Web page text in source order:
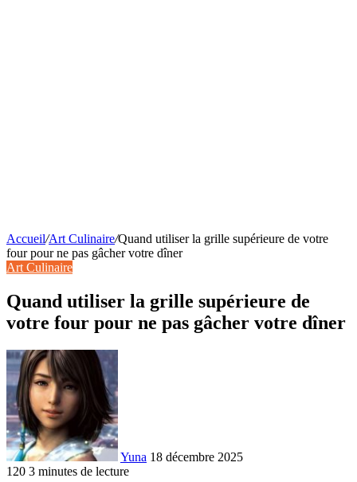
Accueil/Art Culinaire/Quand utiliser la grille supérieure de votre
four pour ne pas gâcher votre dîner
Art Culinaire
Quand utiliser la grille supérieure de
votre four pour ne pas gâcher votre dîner
Yuna 18 décembre 2025
120 3 minutes de lecture